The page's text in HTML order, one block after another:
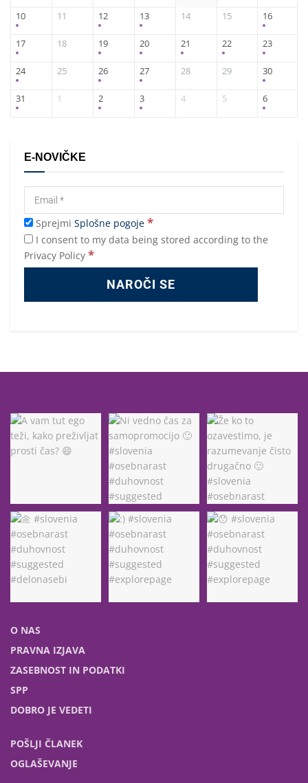
10 11 12 13 14 15 16
17 18 19 20 21 22 23
24 25 26 27 28 29 30
31 1 2 3 4 5 6
E-NOVIČKE
Sprejmi Splošne pogoje *
I consent to my data being stored according to the
Privacy Policy *
O NAS
PRAVNA IZJAVA
ZASEBNOST IN PODATKI
SPP
DOBRO JE VEDETI
POŠLJI ČLANEK
OGLAŠEVANJE